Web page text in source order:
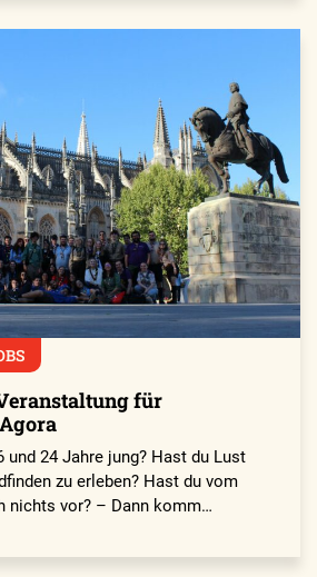
für
und 24 Jahre jung? Hast du Lust
zu erleben? Hast du vom
nichts vor? – Dann komm…